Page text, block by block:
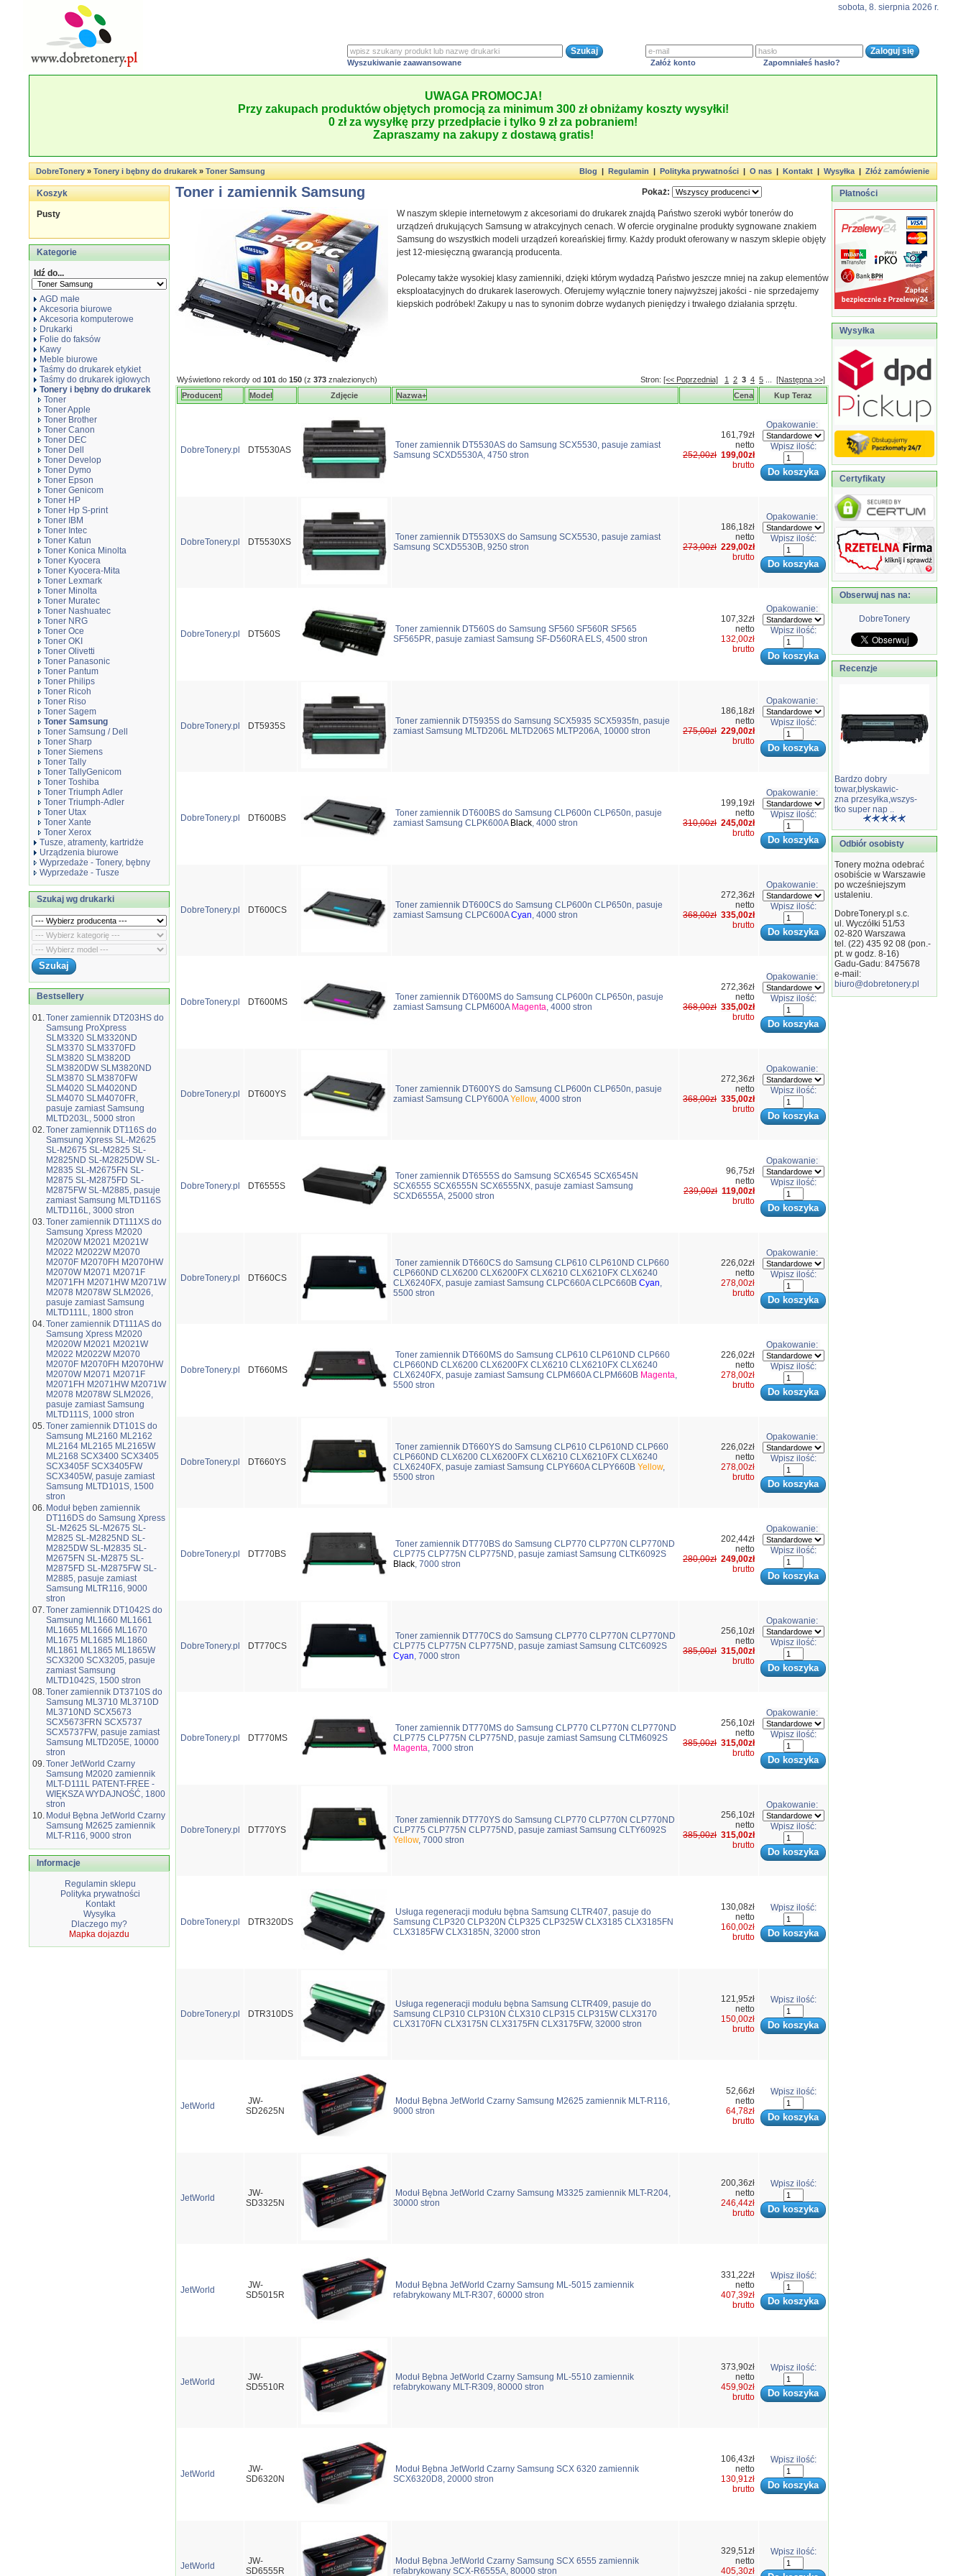
sobota, 8. sierpnia 2026 r.
Wyszukiwanie zaawansowane Załóż konto Zapomniałeś hasło?
UWAGA PROMOCJA!
Przy zakupach produktów objętych promocją za minimum 300 zł obniżamy koszty wysyłki!
0 zł za wysyłkę przy przedpłacie i tylko 9 zł za pobraniem!
Zapraszamy na zakupy z dostawą gratis!
DobreTonery»Tonery i bębny do drukarek»Toner Samsung Blog|Regulamin|Polityka prywatności|O nas|Kontakt|Wysyłka|Złóż zamówienie
Koszyk
Pusty
Kategorie
Idź do...
AGD małe
Akcesoria biurowe
Akcesoria komputerowe
Drukarki
Folie do faksów
Kawy
Meble biurowe
Taśmy do drukarek etykiet
Taśmy do drukarek igłowych
Tonery i bębny do drukarek
Toner
Toner Apple
Toner Brother
Toner Canon
Toner DEC
Toner Dell
Toner Develop
Toner Dymo
Toner Epson
Toner Genicom
Toner HP
Toner Hp S-print
Toner IBM
Toner Intec
Toner Katun
Toner Konica Minolta
Toner Kyocera
Toner Kyocera-Mita
Toner Lexmark
Toner Minolta
Toner Muratec
Toner Nashuatec
Toner NRG
Toner Oce
Toner OKI
Toner Olivetti
Toner Panasonic
Toner Pantum
Toner Philips
Toner Ricoh
Toner Riso
Toner Sagem
Toner Samsung
Toner Samsung / Dell
Toner Sharp
Toner Siemens
Toner Tally
Toner TallyGenicom
Toner Toshiba
Toner Triumph Adler
Toner Triumph-Adler
Toner Utax
Toner Xante
Toner Xerox
Tusze, atramenty, kartridże
Urządzenia biurowe
Wyprzedaże - Tonery, bębny
Wyprzedaże - Tusze
Szukaj wg drukarki
Bestsellery
01.Toner zamiennik DT203HS do
Samsung ProXpress
SLM3320 SLM3320ND
SLM3370 SLM3370FD
SLM3820 SLM3820D
SLM3820DW SLM3820ND
SLM3870 SLM3870FW
SLM4020 SLM4020ND
SLM4070 SLM4070FR,
pasuje zamiast Samsung
MLTD203L, 5000 stron
02.Toner zamiennik DT116S do
Samsung Xpress SL-M2625
SL-M2675 SL-M2825 SL-
M2825ND SL-M2825DW SL-
M2835 SL-M2675FN SL-
M2875 SL-M2875FD SL-
M2875FW SL-M2885, pasuje
zamiast Samsung MLTD116S
MLTD116L, 3000 stron
03.Toner zamiennik DT111XS do
Samsung Xpress M2020
M2020W M2021 M2021W
M2022 M2022W M2070
M2070F M2070FH M2070HW
M2070W M2071 M2071F
M2071FH M2071HW M2071W
M2078 M2078W SLM2026,
pasuje zamiast Samsung
MLTD111L, 1800 stron
04.Toner zamiennik DT111AS do
Samsung Xpress M2020
M2020W M2021 M2021W
M2022 M2022W M2070
M2070F M2070FH M2070HW
M2070W M2071 M2071F
M2071FH M2071HW M2071W
M2078 M2078W SLM2026,
pasuje zamiast Samsung
MLTD111S, 1000 stron
05.Toner zamiennik DT101S do
Samsung ML2160 ML2162
ML2164 ML2165 ML2165W
ML2168 SCX3400 SCX3405
SCX3405F SCX3405FW
SCX3405W, pasuje zamiast
Samsung MLTD101S, 1500
stron
06. Moduł bęben zamiennik
DT116DS do Samsung Xpress
SL-M2625 SL-M2675 SL-
M2825 SL-M2825ND SL-
M2825DW SL-M2835 SL-
M2675FN SL-M2875 SL-
M2875FD SL-M2875FW SL-
M2885, pasuje zamiast
Samsung MLTR116, 9000
stron
07.Toner zamiennik DT1042S do
Samsung ML1660 ML1661
ML1665 ML1666 ML1670
ML1675 ML1685 ML1860
ML1861 ML1865 ML1865W
SCX3200 SCX3205, pasuje
zamiast Samsung
MLTD1042S, 1500 stron
08.Toner zamiennik DT3710S do
Samsung ML3710 ML3710D
ML3710ND SCX5673
SCX5673FRN SCX5737
SCX5737FW, pasuje zamiast
Samsung MLTD205E, 10000
stron
09.Toner JetWorld Czarny
Samsung M2020 zamiennik
MLT-D111L PATENT-FREE -
WIĘKSZA WYDAJNOŚĆ, 1800
stron
10. Moduł Bębna JetWorld Czarny
Samsung M2625 zamiennik
MLT-R116, 9000 stron
Informacje
Regulamin sklepu
Polityka prywatności
Kontakt
Wysyłka
Dlaczego my?
Mapka dojazdu
Toner i zamiennik Samsung Pokaż:
W naszym sklepie internetowym z akcesoriami do drukarek znajdą Państwo szeroki wybór tonerów do
urządzeń drukujących Samsung w atrakcyjnych cenach. W ofercie oryginalne produkty sygnowane znakiem
Samsung do wszystkich modeli urządzeń koreańskiej firmy. Każdy produkt oferowany w naszym sklepie objęty
jest 12-miesięczną gwarancją producenta.
Polecamy także wysokiej klasy zamienniki, dzięki którym wydadzą Państwo jeszcze mniej na zakup elementów
eksploatacyjnych do drukarek laserowych. Oferujemy wyłącznie tonery najwyższej jakości - nie sprzedajemy
kiepskich podróbek! Zakupy u nas to synonim dobrze wydanych pieniędzy i trwałego działania sprzętu.
Wyświetlono rekordy od 101 do 150 (z 373 znalezionych) Stron: [<< Poprzednia] 1 2 3 4 5
[Następna >>]
Producent
Model Zdjęcie Nazwa+ Cena Kup Teraz
DobreTonery.pl DT5530AS
Toner zamiennik DT5530AS do Samsung SCX5530, pasuje zamiast
Samsung SCXD5530A, 4750 stron
161,79zł
netto
252,00zł 199,00zł
brutto
Opakowanie:
Wpisz ilość:
DobreTonery.pl DT5530XS
Toner zamiennik DT5530XS do Samsung SCX5530, pasuje zamiast
Samsung SCXD5530B, 9250 stron
186,18zł
netto
273,00zł 229,00zł
brutto
Opakowanie:
Wpisz ilość:
DobreTonery.pl DT560S
Toner zamiennik DT560S do Samsung SF560 SF560R SF565
SF565PR, pasuje zamiast Samsung SF-D560RA ELS, 4500 stron
107,32zł
netto
132,00zł
brutto
Opakowanie:
Wpisz ilość:
DobreTonery.pl DT5935S
Toner zamiennik DT5935S do Samsung SCX5935 SCX5935fn, pasuje
zamiast Samsung MLTD206L MLTD206S MLTP206A, 10000 stron
186,18zł
netto
275,00zł 229,00zł
brutto
Opakowanie:
Wpisz ilość:
DobreTonery.pl DT600BS
Toner zamiennik DT600BS do Samsung CLP600n CLP650n, pasuje
zamiast Samsung CLPK600A Black, 4000 stron
199,19zł
netto
310,00zł 245,00zł
brutto
Opakowanie:
Wpisz ilość:
DobreTonery.pl DT600CS
Toner zamiennik DT600CS do Samsung CLP600n CLP650n, pasuje
zamiast Samsung CLPC600ACyan, 4000 stron
272,36zł
netto
368,00zł 335,00zł
brutto
Opakowanie:
Wpisz ilość:
DobreTonery.pl DT600MS
Toner zamiennik DT600MS do Samsung CLP600n CLP650n, pasuje
zamiast Samsung CLPM600A Magenta, 4000 stron
272,36zł
netto
368,00zł 335,00zł
brutto
Opakowanie:
Wpisz ilość:
DobreTonery.pl DT600YS
Toner zamiennik DT600YS do Samsung CLP600n CLP650n, pasuje
zamiast Samsung CLPY600AYellow, 4000 stron
272,36zł
netto
368,00zł 335,00zł
brutto
Opakowanie:
Wpisz ilość:
DobreTonery.pl DT6555S
Toner zamiennik DT6555S do Samsung SCX6545 SCX6545N
SCX6555 SCX6555N SCX6555NX, pasuje zamiast Samsung
SCXD6555A, 25000 stron
96,75zł
netto
239,00zł 119,00zł
brutto
Opakowanie:
Wpisz ilość:
DobreTonery.pl DT660CS
Toner zamiennik DT660CS do Samsung CLP610 CLP610ND CLP660
CLP660ND CLX6200 CLX6200FX CLX6210 CLX6210FX CLX6240
CLX6240FX, pasuje zamiast Samsung CLPC660A CLPC660B Cyan,
5500 stron
226,02zł
netto
278,00zł
brutto
Opakowanie:
Wpisz ilość:
DobreTonery.pl DT660MS
Toner zamiennik DT660MS do Samsung CLP610 CLP610ND CLP660
CLP660ND CLX6200 CLX6200FX CLX6210 CLX6210FX CLX6240
CLX6240FX, pasuje zamiast Samsung CLPM660A CLPM660B Magenta,
5500 stron
226,02zł
netto
278,00zł
brutto
Opakowanie:
Wpisz ilość:
DobreTonery.pl DT660YS
Toner zamiennik DT660YS do Samsung CLP610 CLP610ND CLP660
CLP660ND CLX6200 CLX6200FX CLX6210 CLX6210FX CLX6240
CLX6240FX, pasuje zamiast Samsung CLPY660A CLPY660B Yellow,
5500 stron
226,02zł
netto
278,00zł
brutto
Opakowanie:
Wpisz ilość:
DobreTonery.pl DT770BS
Toner zamiennik DT770BS do Samsung CLP770 CLP770N CLP770ND
CLP775 CLP775N CLP775ND, pasuje zamiast Samsung CLTK6092S
Black, 7000 stron
202,44zł
netto
280,00zł 249,00zł
brutto
Opakowanie:
Wpisz ilość:
DobreTonery.pl DT770CS
Toner zamiennik DT770CS do Samsung CLP770 CLP770N CLP770ND
CLP775 CLP775N CLP775ND, pasuje zamiast Samsung CLTC6092S
Cyan, 7000 stron
256,10zł
netto
385,00zł 315,00zł
brutto
Opakowanie:
Wpisz ilość:
DobreTonery.pl DT770MS
Toner zamiennik DT770MS do Samsung CLP770 CLP770N CLP770ND
CLP775 CLP775N CLP775ND, pasuje zamiast Samsung CLTM6092S
Magenta, 7000 stron
256,10zł
netto
385,00zł 315,00zł
brutto
Opakowanie:
Wpisz ilość:
DobreTonery.pl DT770YS
Toner zamiennik DT770YS do Samsung CLP770 CLP770N CLP770ND
CLP775 CLP775N CLP775ND, pasuje zamiast Samsung CLTY6092S
Yellow, 7000 stron
256,10zł
netto
385,00zł 315,00zł
brutto
Opakowanie:
Wpisz ilość:
DobreTonery.pl DTR320DS
Usługa regeneracji modułu bębna Samsung CLTR407, pasuje do
Samsung CLP320 CLP320N CLP325 CLP325W CLX3185 CLX3185FN
CLX3185FW CLX3185N, 32000 stron
130,08zł
netto
160,00zł
brutto
Wpisz ilość:
DobreTonery.pl DTR310DS
Usługa regeneracji modułu bębna Samsung CLTR409, pasuje do
Samsung CLP310 CLP310N CLX310 CLP315 CLP315W CLX3170
CLX3170FN CLX3175N CLX3175FN CLX3175FW, 32000 stron
121,95zł
netto
150,00zł
brutto
Wpisz ilość:
JetWorld
JW-
SD2625N
Moduł Bębna JetWorld Czarny Samsung M2625 zamiennik MLT-R116,
9000 stron
52,66zł
netto
64,78zł
brutto
Wpisz ilość:
JetWorld
JW-
SD3325N
Moduł Bębna JetWorld Czarny Samsung M3325 zamiennik MLT-R204,
30000 stron
200,36zł
netto
246,44zł
brutto
Wpisz ilość:
JetWorld
JW-
SD5015R
Moduł Bębna JetWorld Czarny Samsung ML-5015 zamiennik
refabrykowany MLT-R307, 60000 stron
331,22zł
netto
407,39zł
brutto
Wpisz ilość:
JetWorld
JW-
SD5510R
Moduł Bębna JetWorld Czarny Samsung ML-5510 zamiennik
refabrykowany MLT-R309, 80000 stron
373,90zł
netto
459,90zł
brutto
Wpisz ilość:
JetWorld
JW-
SD6320N
Moduł Bębna JetWorld Czarny Samsung SCX 6320 zamiennik
SCX6320D8, 20000 stron
106,43zł
netto
130,91zł
brutto
Wpisz ilość:
JetWorld
JW-
SD6555R
Moduł Bębna JetWorld Czarny Samsung SCX 6555 zamiennik
refabrykowany SCX-R6555A, 80000 stron
329,51zł
netto
405,30zł
Wpisz ilość:
Płatności
Wysyłka
Certyfikaty
Obserwuj nas na:
DobreTonery
Recenzje
Bardzo dobry
towar,błyskawic-
zna przesyłka,wszys-
tko super nap ..
Odbiór osobisty
Tonery można odebrać
osobiście w Warszawie
po wcześniejszym
ustaleniu.
DobreTonery.pl s.c.
ul. Wyczółki 51/53
02-820 Warszawa
tel. (22) 435 92 08 (pon.-
pt. w godz. 8-16)
Gadu-Gadu: 8475678
e-mail:
biuro@dobretonery.pl